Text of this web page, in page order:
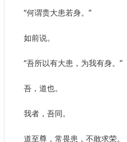
“何谓贵大患若身。”
如前说。
“吾所以有大患，为我有身。”
吾，道也。
我者，吾同。
道至尊，常畏患，不敢求荣。